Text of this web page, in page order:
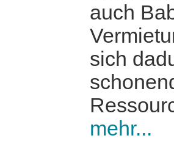
auch
sich
mehr...